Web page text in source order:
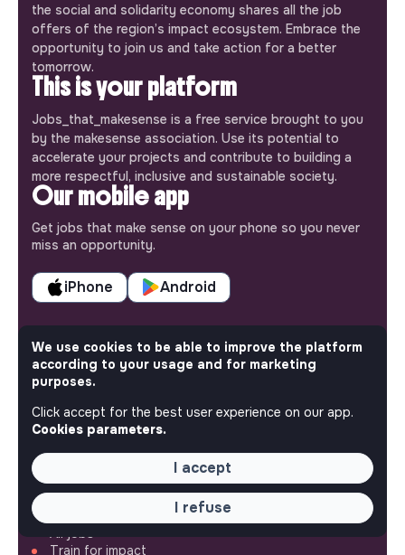
the social and solidarity economy shares all the job
offers of the region’s impact ecosystem. Embrace the
opportunity to join us and take action for a better
tomorrow.
This is your platform
Jobs_that_makesense is a free service brought to you
by the makesense association. Use its potential to
accelerate your projects and contribute to building a
more respectful, inclusive and sustainable society.
Our mobile app
Get jobs that make sense on your phone so you never
miss an opportunity.
iPhone Android
ABOUT
More about Jobs
Our mission and impact
Makesense NGO
QUICK LINKS
All jobs
Train for impact
We use cookies to be able to improve the platform
according to your usage and for marketing
purposes.
Click accept for the best user experience on our app.
Cookies parameters.
I accept
I refuse